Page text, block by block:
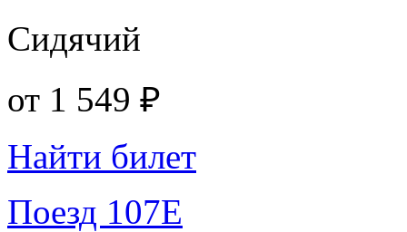
Сидячий
от 1 549 ₽
Найти билет
Поезд 107Е